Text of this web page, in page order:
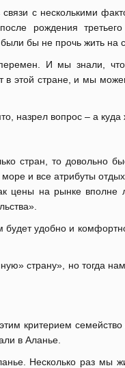
с несколькими
рождения
бы не прочь жить на
И мы знали,
в этой стране, и мы
назрел вопрос – а
стран, то довольно
и все атрибуты
цены на рынке
удобно и
страну», но тогда
критерием
в Аланье.
Несколько раз